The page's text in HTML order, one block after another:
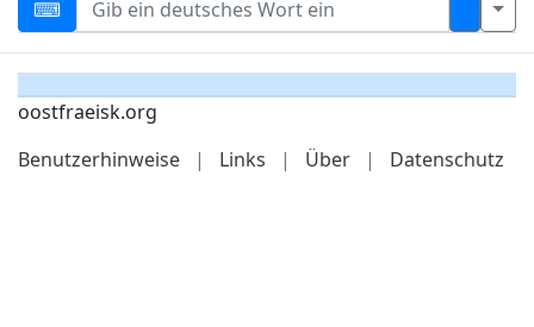
oostfraeisk.org
Benutzerhinweise
| Links | Über | Datenschutz